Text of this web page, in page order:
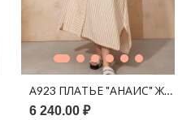
(ЧЕРНЫЙ) ПРИНТ
А923 ПЛАТЬЕ "АНАИС"
6 240.00 ₽